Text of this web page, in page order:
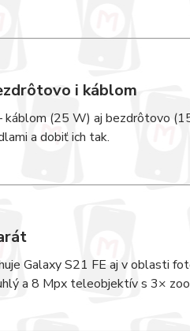
i káblom
káblom (25 W) aj bezdrôtovo
a dobiť ich tak.
Galaxy S21 FE aj v oblasti
a 8 Mpx teleobjektív s 3×